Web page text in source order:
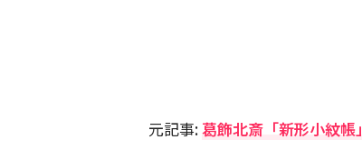
元記事:葛飾北斎「新形小紋帳」